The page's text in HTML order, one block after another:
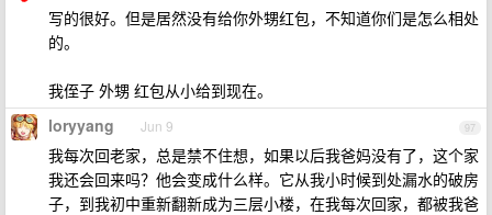
写的很好。但是居然没有给你外甥红包，不知道你们是怎么相处
的。
我侄子 外甥 红包从小给到现在。
97
loryyang Jun 9
我每次回老家，总是禁不住想，如果以后我爸妈没有了，这个家
我还会回来吗？他会变成什么样。它从我小时候到处漏水的破房
子，到我初中重新翻新成为三层小楼，在我每次回家，都被我爸